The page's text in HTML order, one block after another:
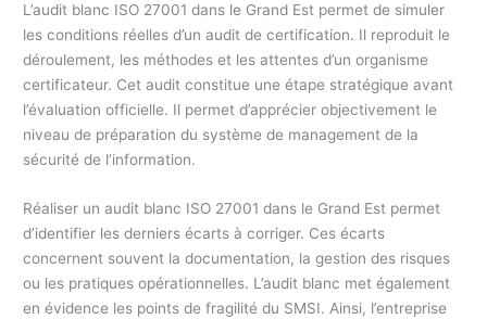
L’audit blanc ISO 27001 dans le Grand Est permet de simuler
les conditions réelles d’un audit de certification. Il reproduit le
déroulement, les méthodes et les attentes d’un organisme
certificateur. Cet audit constitue une étape stratégique avant
l’évaluation officielle. Il permet d’apprécier objectivement le
niveau de préparation du système de management de la
sécurité de l’information.
Réaliser un audit blanc ISO 27001 dans le Grand Est permet
d’identifier les derniers écarts à corriger. Ces écarts
concernent souvent la documentation, la gestion des risques
ou les pratiques opérationnelles. L’audit blanc met également
en évidence les points de fragilité du SMSI. Ainsi, l’entreprise